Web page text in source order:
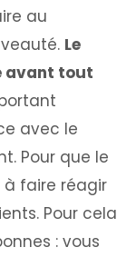
au
Le
avant tout
avec le
Pour que le
à faire réagir
Pour cela
: vous